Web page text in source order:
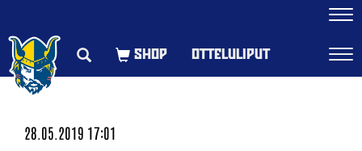
OTTELULIPUT
28.05.2019 17:01